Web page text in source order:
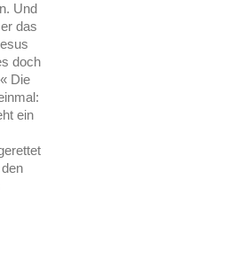
Und
das
doch
Die
ein